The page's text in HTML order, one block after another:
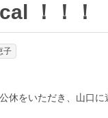
！！！
子
休をいただき、山口に